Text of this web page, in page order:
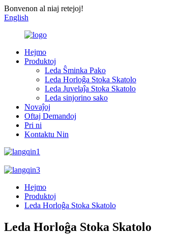
Bonvenon al niaj retejoj!
English
Hejmo
Produktoj
Leda Ŝminka Pako
Leda Horloĝa Stoka Skatolo
Leda Juvelaĵa Stoka Skatolo
Leda sinjorino sako
Novaĵoj
Oftaj Demandoj
Pri ni
Kontaktu Nin
Hejmo
Produktoj
Leda Horloĝa Stoka Skatolo
Leda Horloĝa Stoka Skatolo